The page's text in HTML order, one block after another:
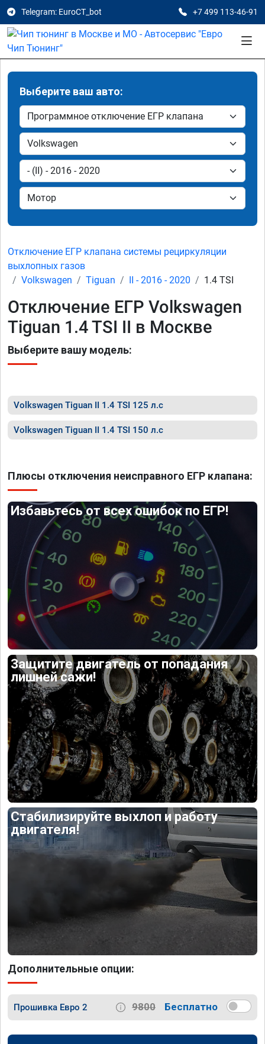
Telegram: EuroCT_bot +7 499 113-46-91
Выберите ваш авто:
Отключение ЕГР клапана системы рециркуляции
выхлопных газов
Volkswagen
Tiguan II - 2016 - 2020 1.4 TSI
Отключение ЕГР Volkswagen
Tiguan 1.4 TSI II в Москве
Выберите вашу модель:
Volkswagen Tiguan II 1.4 TSI 125 л.с
Volkswagen Tiguan II 1.4 TSI 150 л.с
Плюсы отключения неисправного ЕГР клапана:
Избавьтесь от всех ошибок по ЕГР!
Защитите двигатель от попадания
лишней сажи!
Стабилизируйте выхлоп и работу
двигателя!
Дополнительные опции:
Прошивка Евро 2 9800 Бесплатно